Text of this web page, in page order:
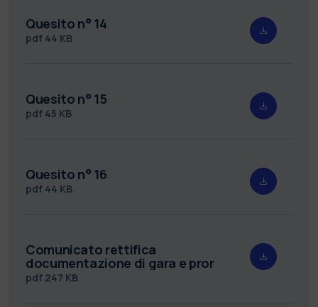
Quesito n° 14
pdf 44 KB
Quesito n° 15
pdf 45 KB
Quesito n° 16
pdf 44 KB
Comunicato rettifica
documentazione di gara e pror
pdf 247 KB